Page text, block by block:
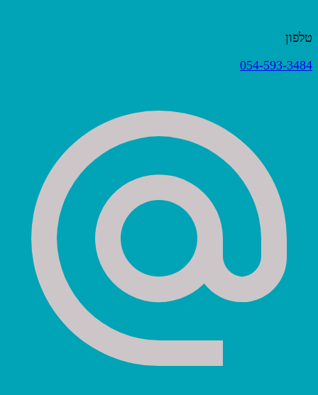
טלפון
054-593-3484